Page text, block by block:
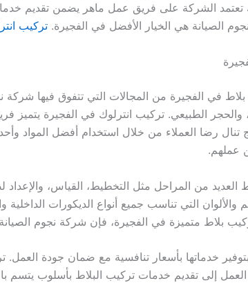
تعتمد الشركة على فريق عمل ماهر يضمن تقديم
الصيانة هي الخيار الأفضل في الفجيرة. تركيب
في الفجيرة من المجالات التي تتفوق فيها شركة
والحجر الطبيعي. تركيب انترلوك في الفجيرة
تنال رضا العملاء من خلال استخدام أفضل المواد
عملهم.
العديد من المراحل مثل التخطيط، القياس،
التي تناسب جميع أنواع الديكورات
بلاط متميزة في الفجيرة، فإن شركة نجوم
خدماتها بأسعار تنافسية مع ضمان جودة
إلى تقديم خدمات تركيب البلاط بأسلوب يتسم